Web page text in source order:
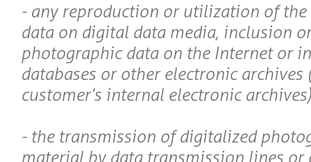
- any reproduction or utilization of
data on digital data media, inclusion
photographic data on the Internet or
databases or other electronic
customer’s internal electronic
- the transmission of digitalized
material by data transmission lines or